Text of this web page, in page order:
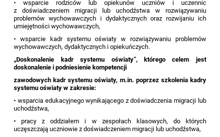
• wsparcie rodziców lub opiekunów uczniów i uczennic
z doświadczeniem migracji lub uchodźstwa w rozwiązywaniu
problemów wychowawczych i dydaktycznych oraz rozwijaniu ich
umiejętności wychowawczych,
• wsparcie kadr systemu oświaty w rozwiązywaniu problemów
wychowawczych, dydaktycznych i opiekuńczych.
„Doskonalenie kadr systemu oświaty”, którego celem jest
doskonalenie i podniesienie kompetencji
zawodowych kadr systemu oświaty, m.in. poprzez szkolenia kadry
systemu oświaty w zakresie:
• wsparcia edukacyjnego wynikającego z doświadczenia migracji lub
uchodźstwa,
• pracy z oddziałem i w zespołach klasowych, do których
uczęszczają uczniowie z doświadczeniem migracji lub uchodźstwa,